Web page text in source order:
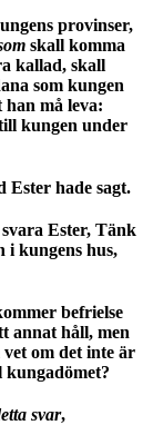
provinser,
skall komma
kallad, skall
som kungen
må leva:
kungen under
Ester hade sagt.
Ester, Tänk
i kungens hus,
befrielse
annat håll, men
om det inte är
svar,